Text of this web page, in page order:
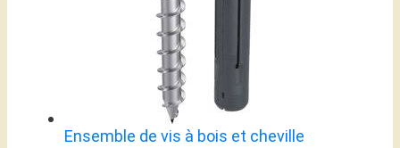
Ensemble de vis à bois et cheville